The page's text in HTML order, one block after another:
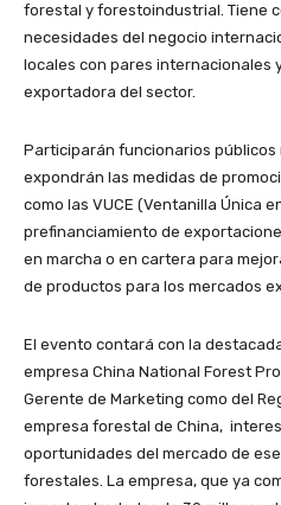
forestal y forestoindustrial. Tiene
necesidades del negocio
locales con pares internacionales
exportadora del sector.
Participarán funcionarios
expondrán las medidas de
como las VUCE (Ventanilla Única
prefinanciamiento de
en marcha o en cartera para
de productos para los mercados
El evento contará con la
empresa China National Forest
Gerente de Marketing como del
empresa forestal de China,
oportunidades del mercado de
forestales. La empresa, que ya